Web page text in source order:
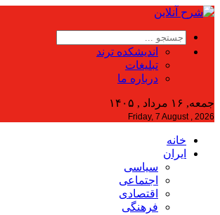
اندیشکده ترند
تبلیغات
درباره ما
جمعه, ۱۶ مرداد , ۱۴۰۵
Friday, 7 August , 2026
خانه
ایران
سیاسی
اجتماعی
اقتصادی
فرهنگی